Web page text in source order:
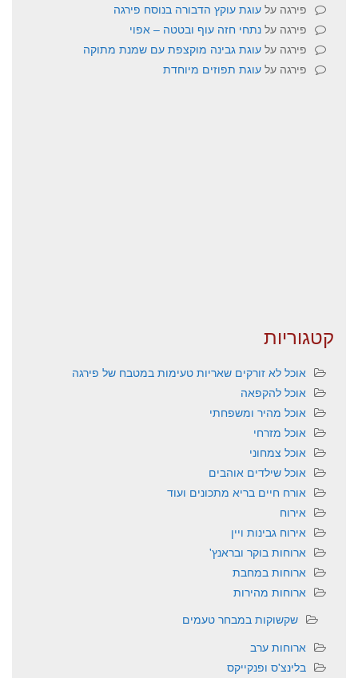
פירגה על עוגת עוקץ הדבורה בנוסח פירגה
פירגה על נתחי חזה עוף ובטטה – אפוי
פירגה על עוגת גבינה מוקצפת עם שמנת מתוקה
פירגה על עוגת תפוזים מיוחדת
קטגוריות
אוכל לא זורקים שאריות טעימות במטבח של פירגה
אוכל להקפאה
אוכל מהיר ומשפחתי
אוכל מזרחי
אוכל צמחוני
אוכל שילדים אוהבים
אורח חיים בריא מתכונים ועוד
אירוח
אירוח גבינות ויין
ארוחות בוקר ובראנץ'
ארוחות במחבת
ארוחות מהירות
שקשוקות במבחר טעמים
ארוחות ערב
בלינצ'ס ופנקייקס